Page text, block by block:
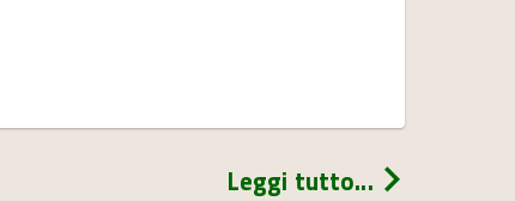
Leggi tutto...